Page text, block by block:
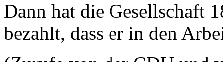
Dann hat die Gesellschaft
bezahlt, dass er in den